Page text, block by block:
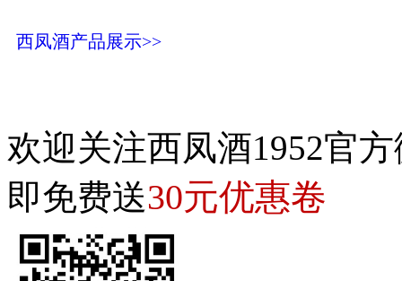
西凤酒产品展示>>
欢迎关注西凤酒1952官
即免费送30元优惠卷